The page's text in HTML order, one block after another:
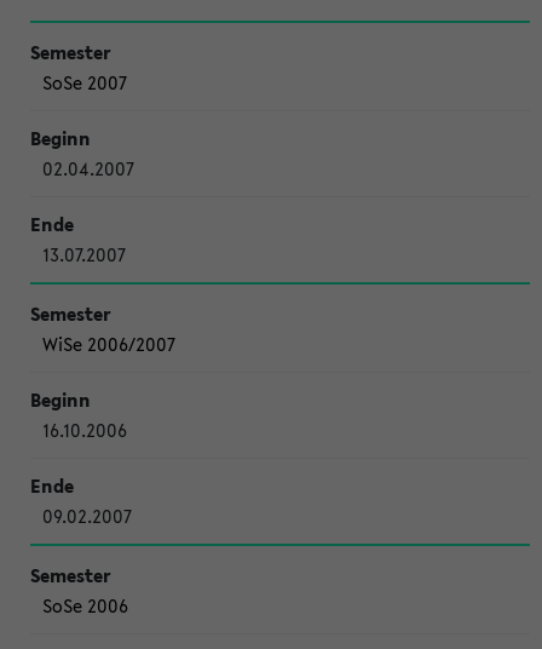
SoSe 2007
02.04.2007
13.07.2007
WiSe 2006/2007
16.10.2006
09.02.2007
SoSe 2006